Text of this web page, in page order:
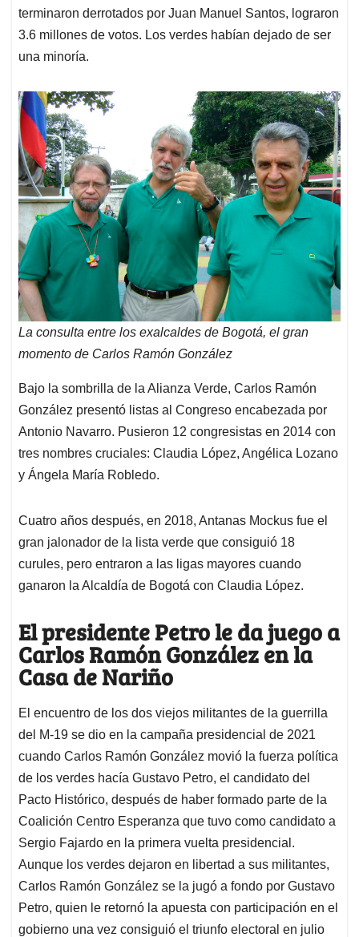
terminaron derrotados por Juan Manuel Santos, lograron
3.6 millones de votos. Los verdes habían dejado de ser
una minoría.
La consulta entre los exalcaldes de Bogotá, el gran
momento de Carlos Ramón González
Bajo la sombrilla de la Alianza Verde, Carlos Ramón
González presentó listas al Congreso encabezada por
Antonio Navarro. Pusieron 12 congresistas en 2014 con
tres nombres cruciales: Claudia López, Angélica Lozano
y Ángela María Robledo.
Cuatro años después, en 2018, Antanas Mockus fue el
gran jalonador de la lista verde que consiguió 18
curules, pero entraron a las ligas mayores cuando
ganaron la Alcaldía de Bogotá con Claudia López.
El presidente Petro le da juego a
Carlos Ramón González en la
Casa de Nariño
El encuentro de los dos viejos militantes de la guerrilla
del M-19 se dio en la campaña presidencial de 2021
cuando Carlos Ramón González movió la fuerza política
de los verdes hacía Gustavo Petro, el candidato del
Pacto Histórico, después de haber formado parte de la
Coalición Centro Esperanza que tuvo como candidato a
Sergio Fajardo en la primera vuelta presidencial.
Aunque los verdes dejaron en libertad a sus militantes,
Carlos Ramón González se la jugó a fondo por Gustavo
Petro, quien le retornó la apuesta con participación en el
gobierno una vez consiguió el triunfo electoral en julio